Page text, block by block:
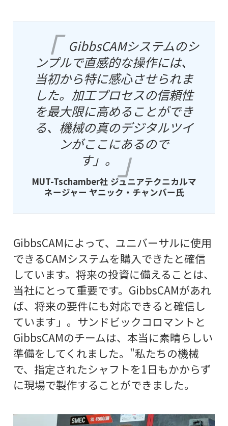
GibbsCAMシステムのシ
ンプルで直感的な操作には、
当初から特に感心させられま
した。加工プロセスの信頼性
を最大限に高めることができ
る、機械の真のデジタルツイ
ンがここにあるので
す」。
MUT-Tschamber社 ジュニアテクニカルマ
ネージャー ヤニック・チャンバー氏
GibbsCAMによって、ユニバーサルに使用
できるCAMシステムを購入できたと確信
しています。将来の投資に備えることは、
当社にとって重要です。GibbsCAMがあれ
ば、将来の要件にも対応できると確信し
ています」。サンドビックコロマントと
GibbsCAMのチームは、本当に素晴らしい
準備をしてくれました。"私たちの機械
で、指定されたシャフトを1日もかからず
に現場で製作することができました。